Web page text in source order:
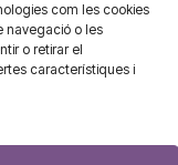
com les cookies
navegació o les
o retirar el
característiques i